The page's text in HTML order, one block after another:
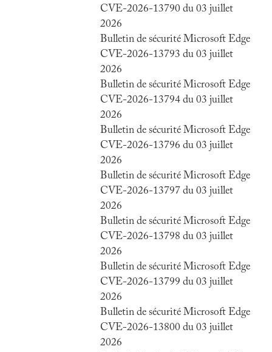
CVE-2026-13790 du 03 juillet
2026
Bulletin de sécurité Microsoft Edge
CVE-2026-13793 du 03 juillet
2026
Bulletin de sécurité Microsoft Edge
CVE-2026-13794 du 03 juillet
2026
Bulletin de sécurité Microsoft Edge
CVE-2026-13796 du 03 juillet
2026
Bulletin de sécurité Microsoft Edge
CVE-2026-13797 du 03 juillet
2026
Bulletin de sécurité Microsoft Edge
CVE-2026-13798 du 03 juillet
2026
Bulletin de sécurité Microsoft Edge
CVE-2026-13799 du 03 juillet
2026
Bulletin de sécurité Microsoft Edge
CVE-2026-13800 du 03 juillet
2026